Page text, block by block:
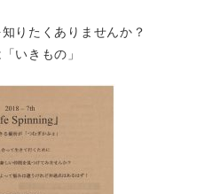
知りたくありませんか？
いきもの」